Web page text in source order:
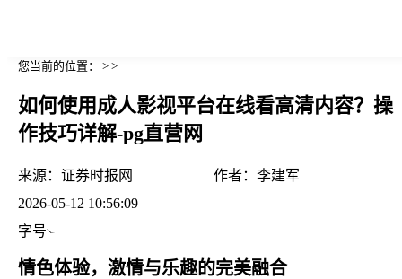
您当前的位置： > >
如何使用成人影视平台在线看高清内容？操
作技巧详解-pg直营网
来源： 证券时报网 作者： 李建军
2026-05-12 10:56:09
字号
情色体验，激情与乐趣的完美融合